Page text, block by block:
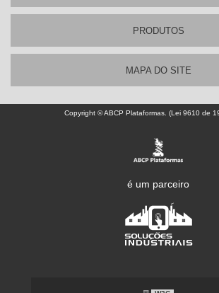
PRODUTOS
MAPA DO SITE
Copyright © ABCP Plataformas. (Lei 9610 de
é um parceiro